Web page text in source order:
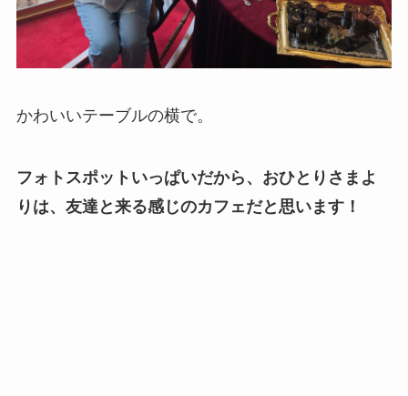
かわいいテーブルの横で。
フォトスポットいっぱいだから、おひとりさまよ
りは、友達と来る感じのカフェだと思います！